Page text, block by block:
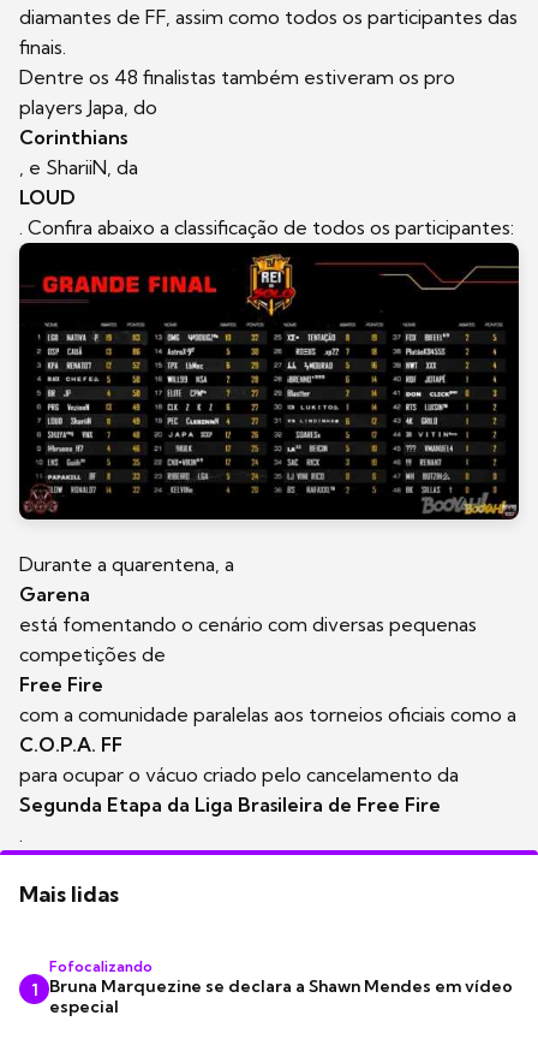
diamantes de FF, assim como todos os participantes das
finais.
Dentre os 48 finalistas também estiveram os pro
players Japa, do
Corinthians
, e ShariiN, da
LOUD
. Confira abaixo a classificação de todos os participantes:
Durante a quarentena, a
Garena
está fomentando o cenário com diversas pequenas
competições de
Free Fire
com a comunidade paralelas aos torneios oficiais como a
C.O.P.A. FF
para ocupar o vácuo criado pelo cancelamento da
Segunda Etapa da Liga Brasileira de Free Fire
Mais lidas
1
Fofocalizando
Bruna Marquezine se declara a Shawn Mendes em vídeo
especial